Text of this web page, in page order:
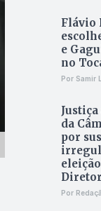
Flávio
e
no
Por Samir
da
por
Por